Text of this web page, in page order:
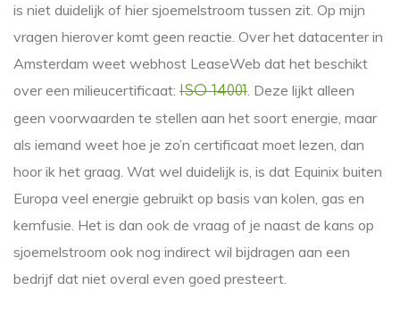
is niet duidelijk of hier sjoemelstroom tussen zit. Op mijn
vragen hierover komt geen reactie. Over het datacenter in
Amsterdam weet webhost LeaseWeb dat het beschikt
over een milieucertificaat: ISO 14001. Deze lijkt alleen
geen voorwaarden te stellen aan het soort energie, maar
als iemand weet hoe je zo’n certificaat moet lezen, dan
hoor ik het graag. Wat wel duidelijk is, is dat Equinix buiten
Europa veel energie gebruikt op basis van kolen, gas en
kernfusie. Het is dan ook de vraag of je naast de kans op
sjoemelstroom ook nog indirect wil bijdragen aan een
bedrijf dat niet overal even goed presteert.